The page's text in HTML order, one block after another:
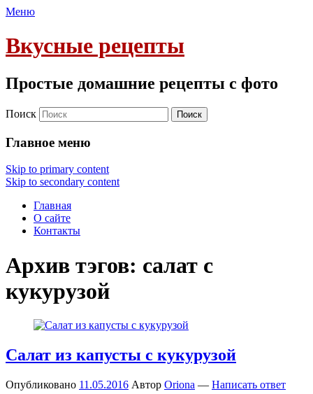
Меню
Вкусные рецепты
Простые домашние рецепты с фото
Поиск
Главное меню
Skip to primary content
Skip to secondary content
Главная
О сайте
Контакты
Архив тэгов: салат с
кукурузой
Салат из капусты с кукурузой
Опубликовано 11.05.2016 Автор Oriona — Написать ответ